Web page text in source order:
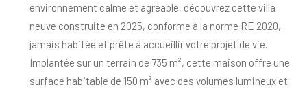
environnement calme et agréable, découvrez cette villa
neuve construite en 2025, conforme à la norme RE 2020,
jamais habitée et prête à accueillir votre projet de vie.
Implantée sur un terrain de 735 m², cette maison offre une
surface habitable de 150 m² avec des volumes lumineux et